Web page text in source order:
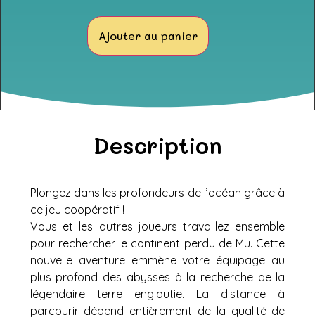
Ajouter au panier
Description
Plongez dans les profondeurs de l’océan grâce à
ce jeu coopératif !
Vous et les autres joueurs travaillez ensemble
pour rechercher le continent perdu de Mu. Cette
nouvelle aventure emmène votre équipage au
plus profond des abysses à la recherche de la
légendaire terre engloutie. La distance à
parcourir dépend entièrement de la qualité de